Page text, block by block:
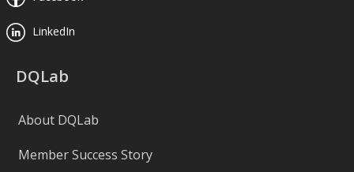
LinkedIn
DQLab
About DQLab
Member Success Story